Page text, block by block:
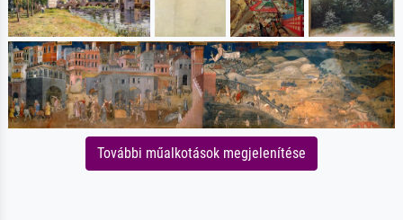
További műalkotások megjelenítése